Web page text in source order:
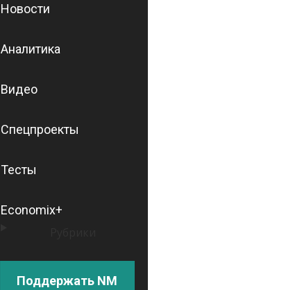
Новости
Аналитика
Видео
Спецпроекты
Тесты
Economix+
Поддержать NM